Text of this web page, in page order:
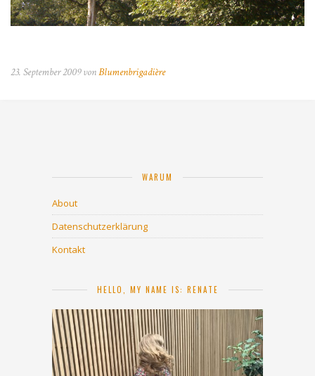
23. September 2009 vonBlumenbrigadière
WARUM
About
Datenschutzerklärung
Kontakt
HELLO, MY NAME IS: RENATE